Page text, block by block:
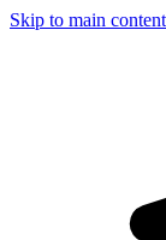
Skip to main